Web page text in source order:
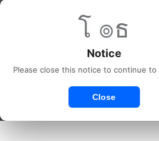
โ ๏ธ
Notice
Please close this notice to continue to
Close